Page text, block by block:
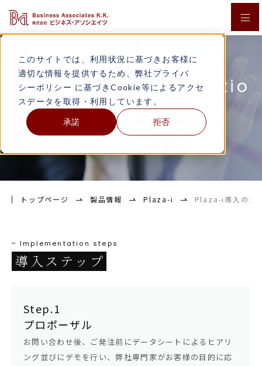
このサイトでは、利用状況に基づきお客様に
適切な情報を提供するため、弊社 プライバ
シーポリシー に基づきCookie等によるアクセ
スデータを取得・利用しています。
承諾 拒否
私たちの強み
ソリューション
製品情報
導入事例
コラム
会社情報
Plaza-i導入の流れ/サポート
トップページ 製品情報 Plaza-i Plaza-i導入の流
Implementation steps
導入ステップ
Step.1
プロポーザル
お問い合わせ後、ご発注前にデータシートによるヒアリ
ング並びにデモを行い、弊社専門家がお客様の目的に応